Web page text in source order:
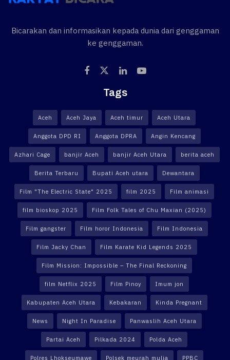
Bicarakan dan informasikan kepada dunia dari genggaman
ke genggaman.
Tags
Aceh Aceh Jaya Aceh timur Aceh Utara
Anggota DPD RI Anggota DPRA Angin Kencang
Azhari Cage banjir Aceh banjir Aceh Utara berita aceh
Berita Terbaru Bupati Aceh utara Dewantara
Film "The Electric State" 2025 film 2025 Film animasi
film bioskop 2025 Film Folk Tales of Chu Maxian (2025)
Film gangster Film horor Indonesia Film Indonesia
Film Jacky Chan Film Karate Kid Legends 2025
Film Mission: Impossible – The Final Reckoning
film Netflix 2025 Film Pinoy Imum jon
Kabupaten Aceh Utara Kebakaran Kinda Pregnant
News Night In Paradise Panwaslih Aceh Utara
Partai Aceh Pilkada 2024 Polda Aceh
Polres Lhokseumawe Polsek meurah mulia PPBC